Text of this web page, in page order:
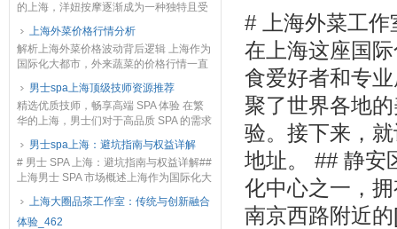
的上海，洋妞按摩逐渐成为一种独特且受
了众多优秀的技师，她们平均拥有5年的
从业经验，这一...
上海外菜价格行情分析
解析上海外菜价格波动背后逻辑 上海作为
国际化大都市，外来蔬菜的价格行情一直
应端首当其冲。比如，山东是上海重要的
蔬菜供应地之一...
男士spa上海顶级技师资源推荐
精选优质技师，畅享高端 SPA 体验 在繁
华的上海，男士们对于高品质 SPA 的需求
SPA 体验好坏的关键因素。以下为您推
荐...
男士spa上海：避坑指南与权益详解
# 男士 SPA 上海：避坑指南与权益详解##
上海男士 SPA 市场概述上海作为国际化大
馆如雨后春笋般涌现。从...
上海大圈品茶工作室：传统与创新融合
体验_462
# 上海外菜工
在上海这座国
食爱好者和专
聚了世界各地
验。接下来，
地址。 ## 静安
化中心之一，
南京西路附近